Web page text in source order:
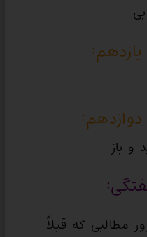
و باز
مطالبی که قبلاً